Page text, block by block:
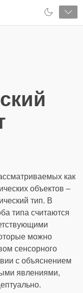
как
объектов –
тип. В
типа считаются
можно
сенсорного
с объяснением
явлениями,